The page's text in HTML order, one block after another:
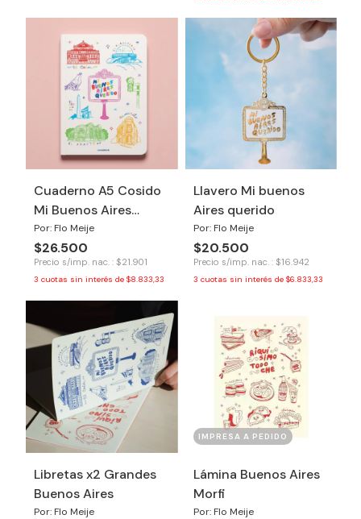
Cuaderno A5 Cosido
Mi Buenos Aires
querido
Por: Flo Meije
$26.500
Precio s/imp. nac. : $21.901
3 cuotas sin interés de $8.833,33
Llavero Mi buenos
Aires querido
Por: Flo Meije
$20.500
Precio s/imp. nac. : $16.942
3 cuotas sin interés de $6.833,33
Libretas x2 Grandes
Buenos Aires
Por: Flo Meije
IMPRESA A PEDIDO
Lámina Buenos Aires
Morfi
Por: Flo Meije